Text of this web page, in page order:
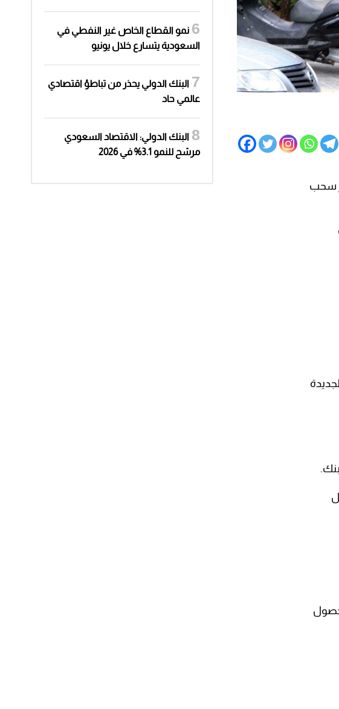
3 أيام مع تكرار سحب
نمو القطاع الخاص غير النفطي في
السعودية يتسارع خلال يونيو
البنك الدولي يحذر من تباطؤ اقتصادي
عالمي حاد
البنك الدولي: الاقتصاد السعودي
مرشح للنمو 3.1% في 2026